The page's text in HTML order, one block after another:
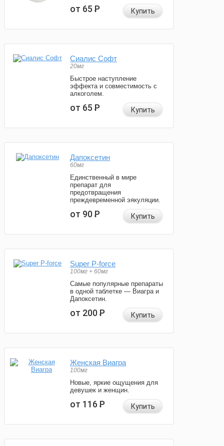
от 65Р Купить
Сиалис Софт
20мг
Быстрое наступление
эффекта и совместимость с
алкоголем.
от 65Р Купить
Дапоксетин
60мг
Единственный в мире
препарат для
предотвращения
преждевременной эякуляции.
от 90Р Купить
Super P-force
100мг + 60мг
Самые популярные препараты
в одной таблетке — Виагра и
Дапоксетин.
от 200Р Купить
Женская Виагра
100мг
Новые, яркие ощущения для
девушек и женщин.
от 116Р Купить